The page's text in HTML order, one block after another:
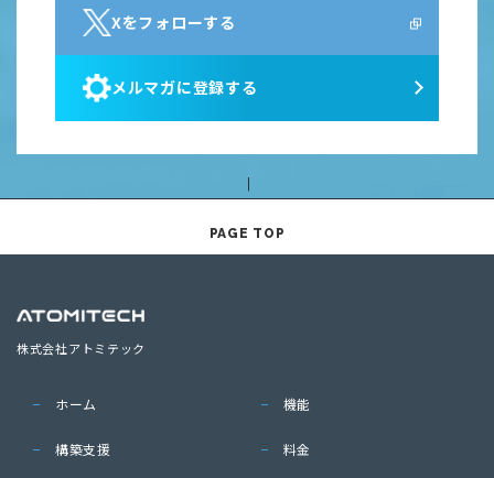
Xをフォローする
メルマガに登録する
PAGE TOP
株式会社アトミテック
ホーム 機能
構築支援 料金